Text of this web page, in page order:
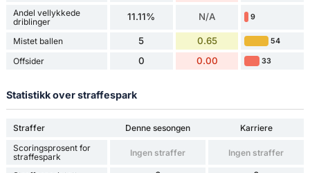
Andel vellykkede
driblinger
11.11% N/A 9
Mistet ballen 5 0.65 54
Offsider 0 0.00 33
Statistikk over straffespark
Straffer Denne sesongen
Karriere
Scoringsprosent for
straffespark
Ingen straffer Ingen straffer